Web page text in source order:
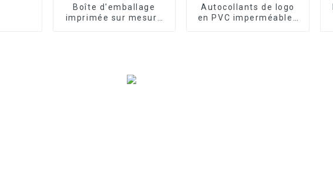
Boîte d'emballage
imprimée sur mesure
Autocollants de logo
en PVC imperméables